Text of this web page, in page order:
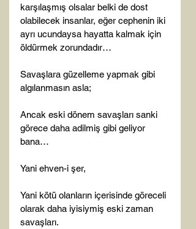
karşılaşmış olsalar belki de dost
olabilecek insanlar, eğer cephenin iki
ayrı ucundaysa hayatta kalmak için
öldürmek zorundadır…
Savaşlara güzelleme yapmak gibi
algılanmasın asla;
Ancak eski dönem savaşları sanki
görece daha adilmiş gibi geliyor
bana…
Yani ehven-i şer,
Yani kötü olanların içerisinde göreceli
olarak daha iyisiymiş eski zaman
savaşları.